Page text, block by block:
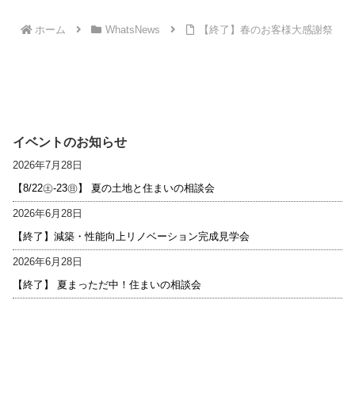
ホーム WhatsNews 【終了】春のお客様大感謝祭
イベントのお知らせ
2026年7月28日
【8/22㊏-23㊐】 夏の土地と住まいの相談会
2026年6月28日
【終了】減築・性能向上リノベーション完成見学会
2026年6月28日
【終了】 夏まっただ中！住まいの相談会